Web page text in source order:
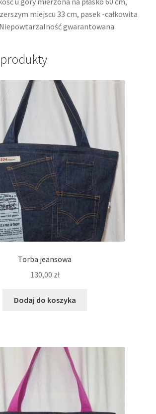
miejscu 33 cm, pasek -całkowita
Niepowtarzalność gwarantowana.
Torba jeansowa
130,00 zł
Dodaj do koszyka